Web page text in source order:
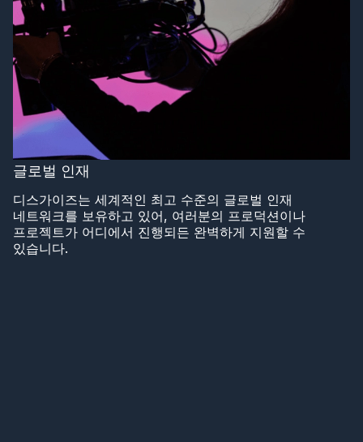
글로벌 인재
디스가이즈는 세계적인 최고 수준의 글로벌 인재
네트워크를 보유하고 있어, 여러분의 프로덕션이나
프로젝트가 어디에서 진행되든 완벽하게 지원할 수
있습니다.